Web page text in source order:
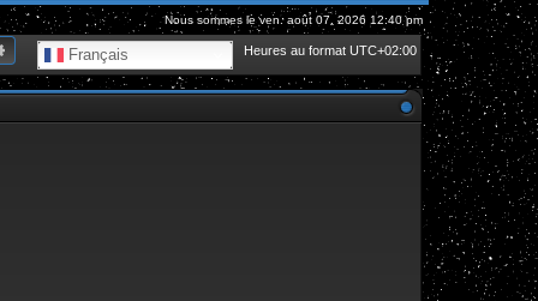
Nous sommes le ven. août 07, 2026 12:40 pm
Heures au format UTC+02:00
Français
Recherche avancée